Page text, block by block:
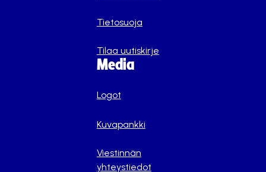
Tietosuoja
Tilaa uutiskirje
Media
Logot
Kuvapankki
Viestinnän
yhteystiedot